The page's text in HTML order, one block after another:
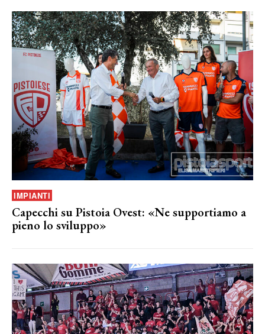
IMPIANTI
Capecchi su Pistoia Ovest: «Ne supportiamo a
pieno lo sviluppo»